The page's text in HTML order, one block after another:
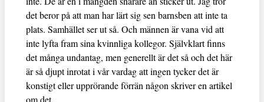
det beror på att man har lärt sig sen barnsben att inte ta
plats. Samhället ser ut så. Och männen är vana vid att
inte lyfta fram sina kvinnliga kollegor. Självklart finns
det många undantag, men generellt är det så och det här
är så djupt inrotat i vår vardag att ingen tycker det är
konstigt eller upprörande förrän någon skriver en artikel
om det.